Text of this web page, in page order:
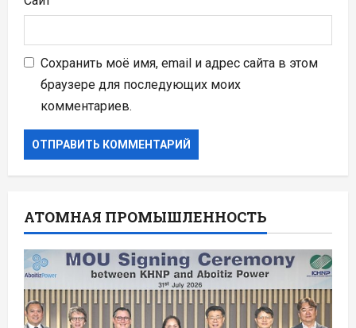
Сохранить моё имя, email и адрес сайта в этом
браузере для последующих моих
комментариев.
АТОМНАЯ ПРОМЫШЛЕННОСТЬ